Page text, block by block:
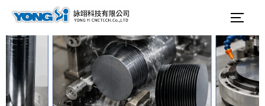
ツ
ス
キ
対
象:
サ